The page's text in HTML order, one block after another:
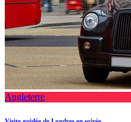
Angleterre